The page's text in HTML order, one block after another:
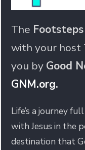
The
with your host
you by Good
GNM.org.
Life’s a journey
with Jesus in the
destination that